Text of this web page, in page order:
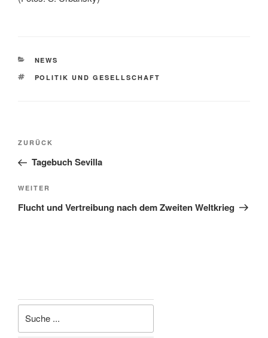
KATEGORIEN
NEWS
SCHLAGWÖRTER
POLITIK UND GESELLSCHAFT
Beitragsnavigation
Vorheriger
Beitrag
ZURÜCK
Tagebuch Sevilla
Nächster
Beitrag
WEITER
Flucht und Vertreibung nach dem Zweiten Weltkrieg